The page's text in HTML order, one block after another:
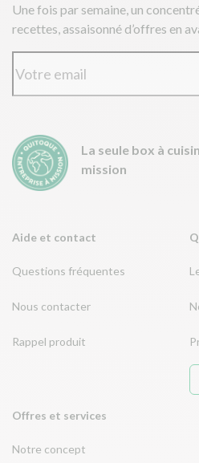
Aide et contact
Questions fréquentes
Nous contacter
Rappel produit
Offres et services
Notre concept
Une fois par semaine, un
recettes, assaisonné d’offres en
La seule box à
mission